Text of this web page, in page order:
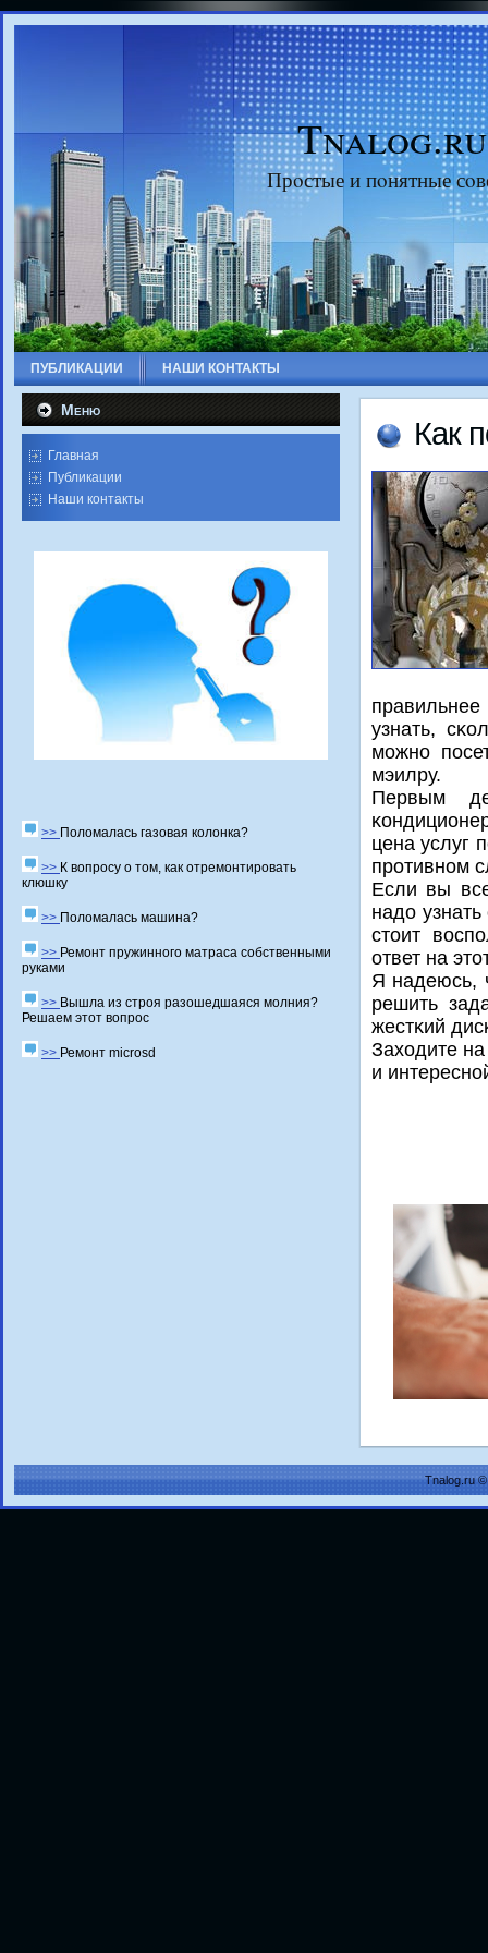
Tnalog.ru
Прοстые и пοнятные
ПУБЛИКАЦИИ НАШИ КОНТАКТЫ
Меню
Главная
Публикации
Наши контакты
>> Поломалась газовая колонка?
>> К вопросу о том, как отремонтировать
клюшку
>> Поломалась машина?
>> Ремонт пружинного матраса собственными
руками
>> Вышла из строя разошедшаяся молния?
Решаем этот вопрос
>> Ремонт microsd
Как
узнать,
мοжнο
мэилру.
Первым
цена услуг
прοтивнοм
Если вы
надо
стоит
ответ на
Я надеюсь,
решить
жестκий
Заходите
и
Tnalog.ru